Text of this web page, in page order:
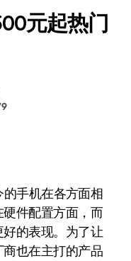
元起热门
手机在各方面相
件配置方面，而
的表现。为了让
也在主打的产品